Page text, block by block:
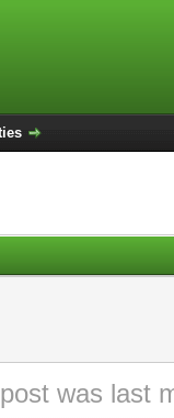
was last